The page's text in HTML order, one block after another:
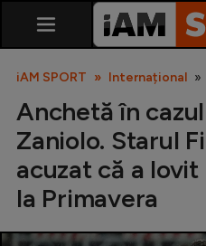
SuperLiga
iAM SPORT Internațional
Anchetă în
Zaniolo. Starul
acuzat că a
la Primavera